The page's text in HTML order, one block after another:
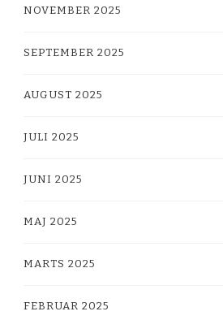
NOVEMBER 2025
SEPTEMBER 2025
AUGUST 2025
JULI 2025
JUNI 2025
MAJ 2025
MARTS 2025
FEBRUAR 2025